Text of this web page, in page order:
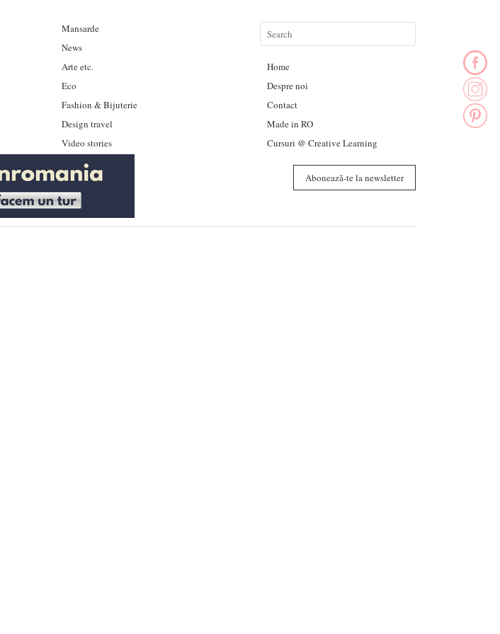
Mansarde
News
Arte etc.
Eco
Fashion & Bijuterie
Design travel
Video stories
Home
Despre noi
Contact
Made in RO
Cursuri @ Creative Learning
Abonează-te la newsletter